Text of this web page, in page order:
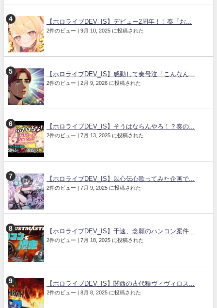
【ホロライブDEV_IS】デビュー2周年！！奏「お...
2件のビュー | 9月 10, 2025 に投稿された
【ホロライブDEV_IS】感動して奏号泣「こんなん...
2件のビュー | 2月 9, 2026 に投稿された
【ホロライブDEV_IS】そうはならんやろ！？奏の...
2件のビュー | 7月 13, 2025 に投稿された
【ホロライブDEV_IS】以心伝心歌ってみた企画で...
2件のビュー | 7月 9, 2025 に投稿された
【ホロライブDEV_IS】千速、念願のハンコン案件...
2件のビュー | 7月 18, 2025 に投稿された
【ホロライブDEV_IS】関西の古代種ヴィヴィロス...
2件のビュー | 8月 8, 2025 に投稿された